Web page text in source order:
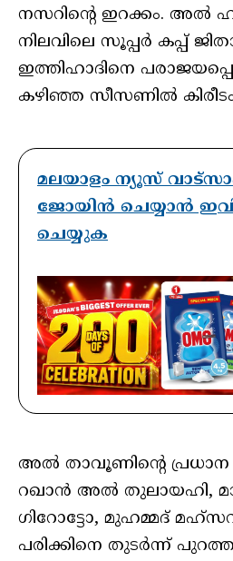
നസറിന്റെ ഇറക്കം. അല്‍
നിലവിലെ സൂപ്പര്‍ കപ്പ്
ഇത്തിഹാദിനെ
കഴിഞ്ഞ സീസണില്‍
മലയാളം ന്യൂസ്
ജോയിൻ ചെയ്യാൻ
ചെയ്യുക
അല്‍ താവൂണിന്റെ പ്രധാന
റഖാന്‍ അല്‍ തുലായഹി,
ഗിറോട്ടോ, മുഹമ്മദ്
പരിക്കിനെ തുടര്‍ന്ന്